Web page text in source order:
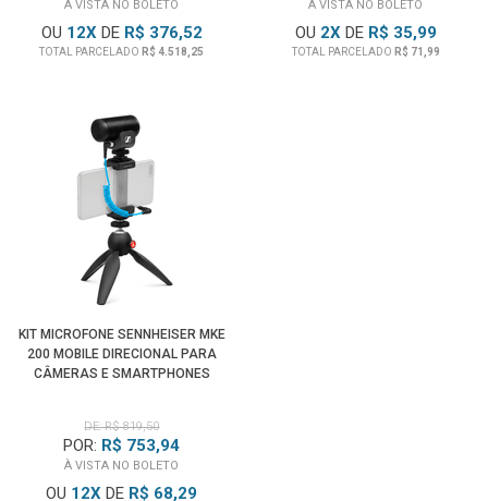
À VISTA NO BOLETO
OU 12XDE R$ 376,52
TOTAL PARCELADO R$ 4.518,25
À VISTA NO BOLETO
OU 2XDE R$ 35,99
TOTAL PARCELADO R$ 71,99
KIT MICROFONE SENNHEISER MKE
200 MOBILE DIRECIONAL PARA
CÂMERAS E SMARTPHONES
DE: R$ 819,50
POR: R$ 753,94
À VISTA NO BOLETO
OU 12X DE R$ 68,29